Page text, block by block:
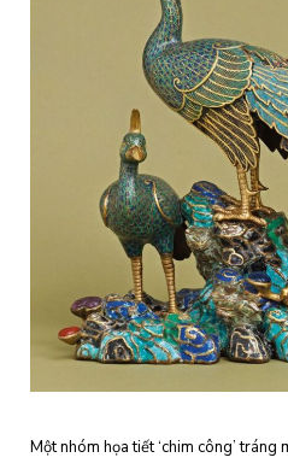
Một nhóm họa tiết ‘chim công’